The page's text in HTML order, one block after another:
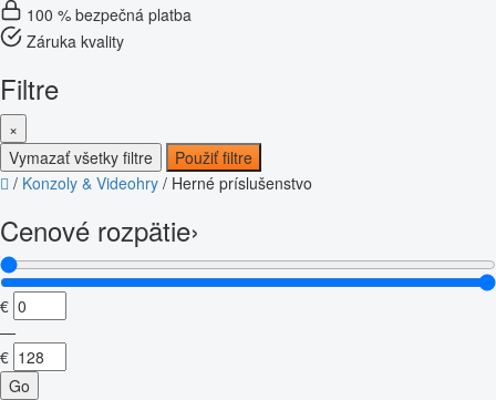
100 % bezpečná platba
Záruka kvality
Filtre
×
Vymazať všetky filtre
Použiť filtre
/ Konzoly & Videohry / Herné príslušenstvo
Cenové rozpätie›
€
—
€
Go